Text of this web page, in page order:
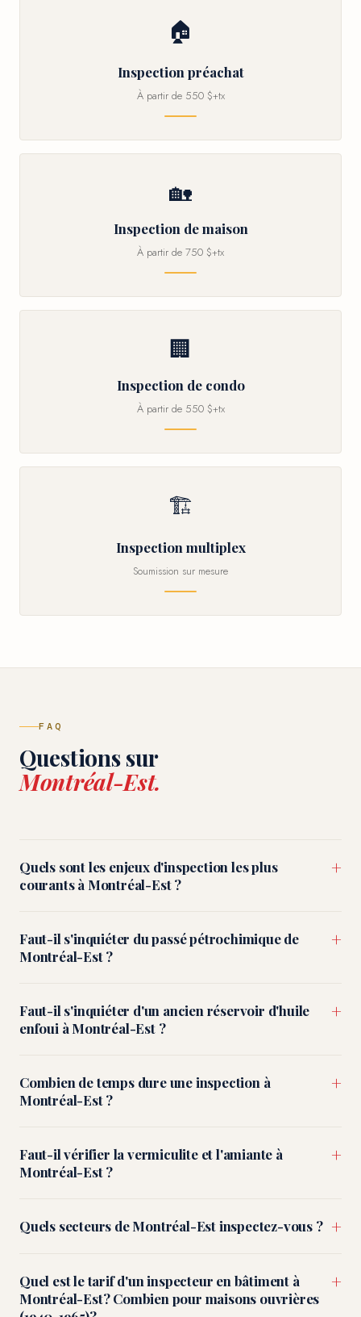
🏠
Inspection préachat
À partir de 550 $+tx
🏡
Inspection de maison
À partir de 750 $+tx
🏢
Inspection de condo
À partir de 550 $+tx
🏗
Inspection multiplex
Soumission sur mesure
FAQ
Questions sur
Montréal-Est.
Quels sont les enjeux d'inspection les plus
courants à Montréal-Est ?
+
Faut-il s'inquiéter du passé pétrochimique de
Montréal-Est ?
+
Faut-il s'inquiéter d'un ancien réservoir d'huile
enfoui à Montréal-Est ?
+
Combien de temps dure une inspection à
Montréal-Est ?
+
Faut-il vérifier la vermiculite et l'amiante à
Montréal-Est ?
+
Quels secteurs de Montréal-Est inspectez-vous ? +
Quel est le tarif d'un inspecteur en bâtiment à
Montréal-Est? Combien pour maisons ouvrières
+